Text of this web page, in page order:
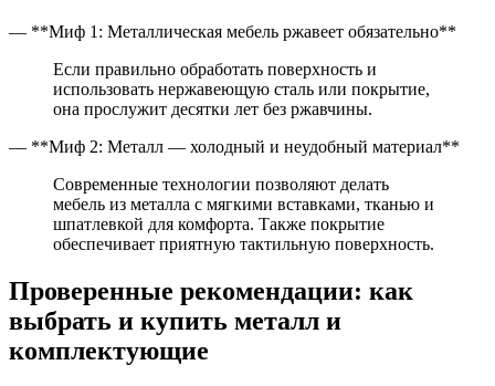
— **Миф 1: Металлическая мебель ржавеет обязательно**
Если правильно обработать поверхность и
использовать нержавеющую сталь или покрытие,
она прослужит десятки лет без ржавчины.
— **Миф 2: Металл — холодный и неудобный материал**
Современные технологии позволяют делать
мебель из металла с мягкими вставками, тканью и
шпатлевкой для комфорта. Также покрытие
обеспечивает приятную тактильную поверхность.
Проверенные рекомендации: как
выбрать и купить металл и
комплектующие